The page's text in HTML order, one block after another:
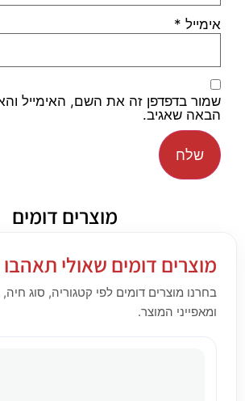
אימייל *
שמור בדפדפן זה את השם, האימייל
הבאה שאגיב.
מוצרים דומים
מוצרים דומים שאולי תאהבו
בחרנו מוצרים דומים לפי קטגוריה, סוג חיה,
ומאפייני המוצר.